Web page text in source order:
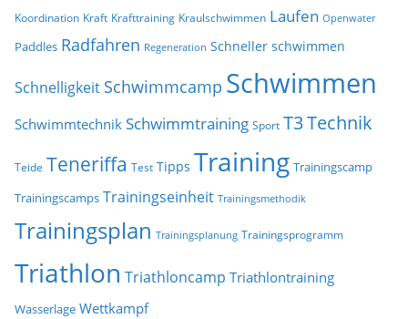
Koordination Kraft Krafttraining Kraulschwimmen Laufen Openwater
Paddles Radfahren Regeneration Schneller schwimmen
Schnelligkeit Schwimmcamp Schwimmen
Schwimmtechnik Schwimmtraining Sport T3Technik
Teide Teneriffa Test Tipps Training Trainingscamp
Trainingscamps Trainingseinheit Trainingsmethodik
Trainingsplan Trainingsplanung Trainingsprogramm
Triathlon Triathloncamp Triathlontraining
Wasserlage Wettkampf